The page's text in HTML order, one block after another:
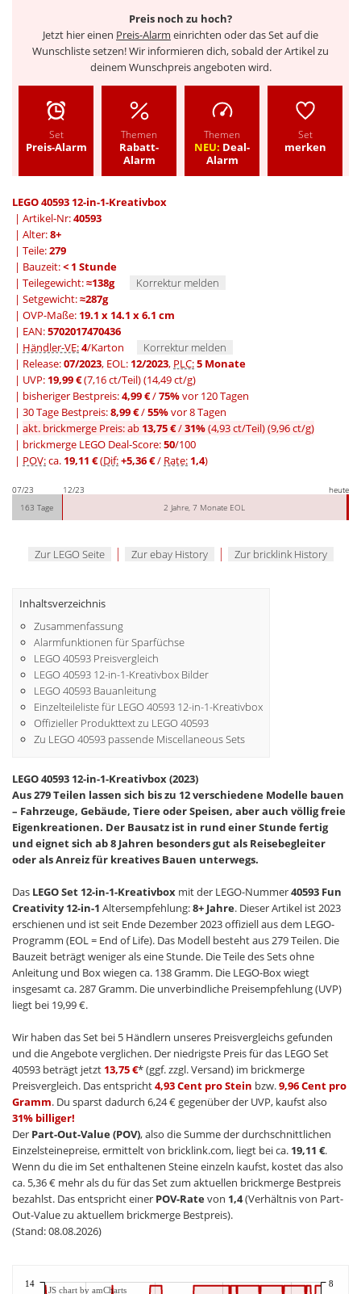
Preis noch zu hoch?
Jetzt hier einen Preis-Alarm einrichten oder das Set auf die
Wunschliste setzen! Wir informieren dich, sobald der Artikel zu
deinem Wunschpreis angeboten wird.
Set
Preis-Alarm
Themen
Rabatt-
Alarm
Themen
NEU: Deal-
Alarm
Set
merken
LEGO 40593 12-in-1-Kreativbox
| Artikel-Nr:40593
| Alter:8+
| Teile:279
| Bauzeit:< 1 Stunde
| Teilegewicht:≈138g
Korrektur melden
| Setgewicht:≈287g
| OVP-Maße: 19.1 x 14.1 x 6.1 cm
| EAN:5702017470436
| Händler-VE:4/Karton
Korrektur melden
| Release:07/2023, EOL: 12/2023, PLC:5 Monate
| UVP: 19,99 €(7,16 ct/Teil)(14,49 ct/g)
| bisheriger Bestpreis:4,99 €/75%vor 120 Tagen
| 30 Tage Bestpreis:8,99 €/55%vor 8 Tagen
| akt. brickmerge Preis: ab 13,75 €/31%(4,93 ct/Teil)(9,96 ct/g)
| brickmerge LEGO Deal-Score:50/100
| POV:ca. 19,11 €(Dif:+5,36 €/ Rate: 1,4)
07/23 12/23
heute
163 Tage
2 Jahre, 7 Monate EOL
Zur LEGO Seite | Zur ebay History | Zur bricklink History
Inhaltsverzeichnis
Zusammenfassung
Alarmfunktionen für Sparfüchse
LEGO 40593 Preisvergleich
LEGO 40593 12-in-1-Kreativbox Bilder
LEGO 40593 Bauanleitung
Einzelteileliste für LEGO 40593 12-in-1-Kreativbox
Offizieller Produkttext zu LEGO 40593
Zu LEGO 40593 passende Miscellaneous Sets
LEGO 40593 12-in-1-Kreativbox (2023)
Aus 279 Teilen lassen sich bis zu 12 verschiedene Modelle bauen
– Fahrzeuge, Gebäude, Tiere oder Speisen, aber auch völlig freie
Eigenkreationen. Der Bausatz ist in rund einer Stunde fertig
und eignet sich ab 8 Jahren besonders gut als Reisebegleiter
oder als Anreiz für kreatives Bauen unterwegs.
Das LEGO Set 12-in-1-Kreativbox mit der LEGO-Nummer40593 Fun
Creativity 12-in-1 Altersempfehlung:8+ Jahre. Dieser Artikel ist 2023
erschienen und ist seit Ende Dezember 2023 offiziell aus dem LEGO-
Programm (EOL = End of Life). Das Modell besteht aus 279 Teilen. Die
Bauzeit beträgt weniger als eine Stunde. Die Teile des Sets ohne
Anleitung und Box wiegen ca. 138 Gramm. Die LEGO-Box wiegt
insgesamt ca. 287 Gramm. Die unverbindliche Preisempfehlung (UVP)
liegt bei 19,99 €.
Wir haben das Set bei 5 Händlern unseres Preisvergleichs gefunden
und die Angebote verglichen. Der niedrigste Preis für das LEGO Set
40593 beträgt jetzt 13,75 €* (ggf. zzgl. Versand) im brickmerge
Preisvergleich. Das entspricht4,93 Cent pro Stein bzw.9,96 Cent pro
Gramm. Du sparst dadurch 6,24 € gegenüber der UVP, kaufst also
31% billiger!
Der Part-Out-Value (POV), also die Summe der durchschnittlichen
Einzelsteinepreise, ermittelt von bricklink.com, liegt bei ca. 19,11 €.
Wenn du die im Set enthaltenen Steine einzeln kaufst, kostet das also
ca. 5,36 € mehr als du für das Set zum aktuellen brickmerge Bestpreis
bezahlst. Das entspricht einer POV-Ratevon 1,4(Verhältnis von Part-
Out-Value zu aktuellem brickmerge Bestpreis).
(Stand: 08.08.2026)
14 8
JS chart by amCharts